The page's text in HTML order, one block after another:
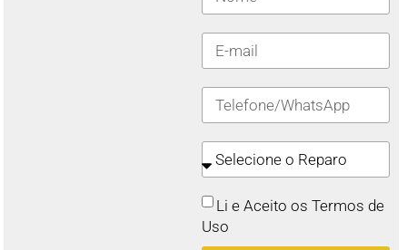
Li e Aceito os Termos de
Uso